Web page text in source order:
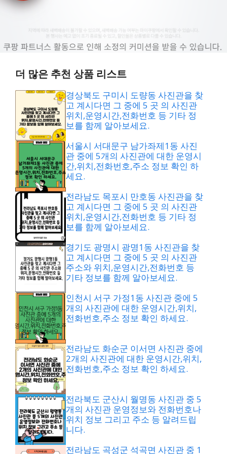
더 많은 추천 상품 리스트
경상북도 구미시 도량동 사진관을 찾
고 계시다면 그 중에 5 곳 의 사진관
위치,운영시간,전화번호 등 기타 정
보를 함께 알아보세요.
서울시 서대문구 남가좌제1동 사진
관 중에 5개의 사진관에 대한 운영시
간,위치,전화번호,주소 정보 확인 하
세요.
전라남도 목포시 만호동 사진관을 찾
고 계시다면 그 중에 5 곳 의 사진관
위치,운영시간,전화번호 등 기타 정
보를 함께 알아보세요.
경기도 광명시 광명1동 사진관을 찾
고 계시다면 그 중에 5 곳 의 사진관
주소와 위치,운영시간,전화번호 등
기타 정보를 함께 알아보세요.
인천시 서구 가정1동 사진관 중에 5
개의 사진관에 대한 운영시간,위치,
전화번호,주소 정보 확인 하세요.
전라남도 화순군 이서면 사진관 중에
2개의 사진관에 대한 운영시간,위치,
전화번호,주소 정보 확인 하세요.
전라북도 군산시 월명동 사진관 중 5
개의 사진관 운영정보와 전화번호나
위치 정보 그리고 주소 등 알려드립
니다.
전라남도 곡성군 석곡면 사진관 중 1